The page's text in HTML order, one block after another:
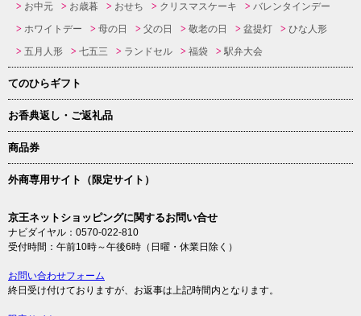
お中元 お歳暮 おせち クリスマスケーキ
バレンタインデー
ホワイトデー
母の日 父の日 敬老の日 盆提灯
ひな人形
五月人形
七五三 ランドセル 福袋 駅弁大会
てのひらギフト
お香典返し・ご返礼品
商品券
外商専用サイト（限定サイト）
京王ネットショッピングに関するお問い合せ
ナビダイヤル：0570-022-810
受付時間：午前10時～午後6時（日曜・休業日除く）
お問い合わせフォーム
終日受け付けておりますが、お返事は上記時間内となります。